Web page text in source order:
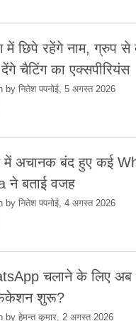
में छिपे रहेंगे नाम, ग्रुप
चैटिंग का एक्सपीरियंस
by नितेश पपनोई, 5 अगस्त 2026
में अचानक बंद हुए कई
ने बताई वजह
by नितेश पपनोई, 4 अगस्त 2026
चलाने के लिए अब
शुरू?
by हेमन्त कुमार, 2 अगस्त 2026